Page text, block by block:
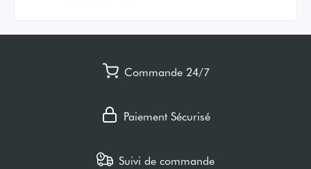
Commande 24/7
Paiement Sécurisé
Suivi de commande